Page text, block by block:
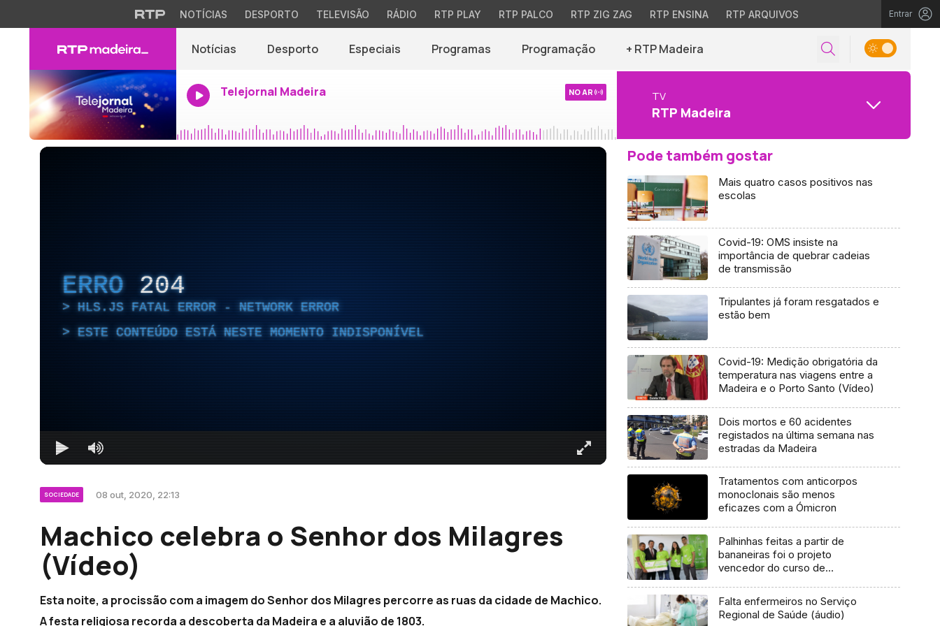
NOTÍCIAS DESPORTO TELEVISÃO RÁDIO RTP PLAY RTP PALCO RTP ZIG ZAG RTP ENSINA RTP ARQUIVOS Entrar
Notícias Desporto Especiais Programas Programação + RTP Madeira
Telejornal Madeira NO AR TV
RTP Madeira
ERRO 204
HLS.JS FATAL ERROR - NETWORK ERROR
ESTE CONTEÚDO ESTÁ NESTE MOMENTO INDISPONÍVEL
SOCIEDADE 08 out, 2020, 22:13
Machico celebra o Senhor dos Milagres
(Vídeo)
Esta noite, a procissão com a imagem do Senhor dos Milagres percorre as ruas da cidade de Machico.
A festa religiosa recorda a descoberta da Madeira e a aluvião de 1803.
Pode também gostar
Mais quatro casos positivos nas
escolas
Covid-19: OMS insiste na
importância de quebrar cadeias
de transmissão
Tripulantes já foram resgatados e
estão bem
Covid-19: Medição obrigatória da
temperatura nas viagens entre a
Madeira e o Porto Santo (Vídeo)
Dois mortos e 60 acidentes
registados na última semana nas
estradas da Madeira
Tratamentos com anticorpos
monoclonais são menos
eficazes com a Ómicron
Palhinhas feitas a partir de
bananeiras foi o projeto
vencedor do curso de
Falta enfermeiros no Serviço
Regional de Saúde (áudio)